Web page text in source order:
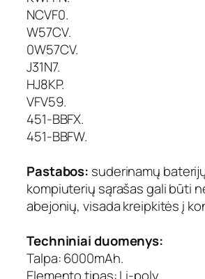
L
W
D
5
2
H
,
6
0
0
m
A
h
E
x
t
NCVF0.
W57CV.
0W57CV.
J31N7.
HJ8KP.
VFV59.
451-BBFX.
451-BBFW.
Pastabos: suderinamų
kompiuterių sąrašas gali būti
abejonių, visada kreipkitės į
Techniniai duomenys:
Talpa: 6000mAh.